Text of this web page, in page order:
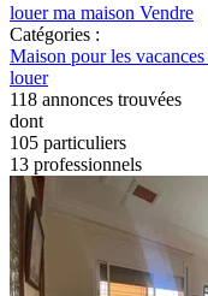
louer ma maison Vendre
Catégories :
Maison pour les vacances
louer
118 annonces trouvées
dont
105 particuliers
13 professionnels